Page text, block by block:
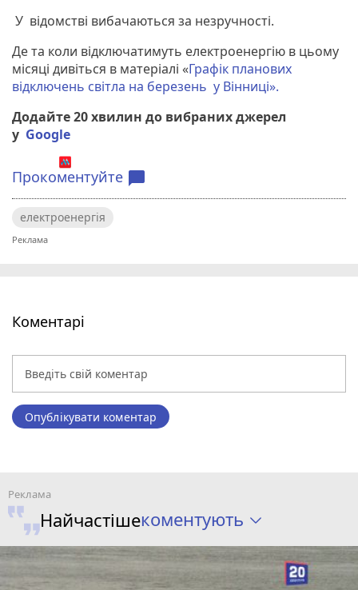
У відомстві вибачаються за незручності.
Де та коли відключатимуть електроенергію в цьому
місяці дивіться в матеріалі «Графік планових
відключень світла на березень у Вінниці».
Додайте 20 хвилин до вибраних джерел
у Google
Прокоментуйте chat_bubble
електроенергія
Коментарі
Опублікувати коментар
Найчастішекоментують